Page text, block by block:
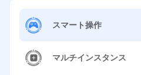
スマート操作
マルチインスタンス